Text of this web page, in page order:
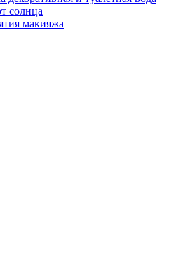
солнца
макияжа